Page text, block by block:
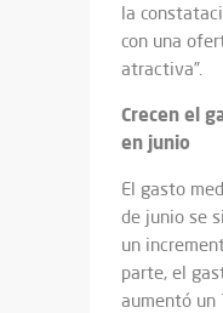
la
con una
atractiva”.
Crecen el
en junio
El gasto
de junio se
un
parte, el
aumentó un